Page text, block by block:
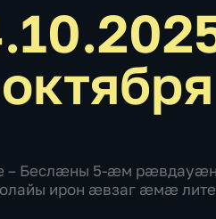
– Беслæны 5-æм
ирон æвзаг æмæ